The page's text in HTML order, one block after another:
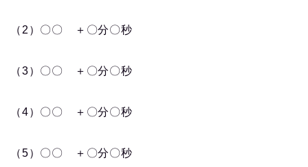
（2）〇〇 ＋〇分〇秒
（3）〇〇 ＋〇分〇秒
（4）〇〇 ＋〇分〇秒
（5）〇〇 ＋〇分〇秒